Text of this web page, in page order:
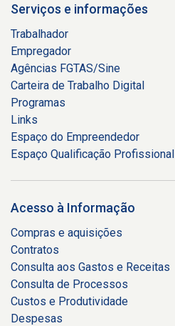
Serviços e informações
Trabalhador
Empregador
Agências FGTAS/Sine
Carteira de Trabalho Digital
Programas
Links
Espaço do Empreendedor
Espaço Qualificação Profissional
Acesso à Informação
Compras e aquisições
Contratos
Consulta aos Gastos e Receitas
Consulta de Processos
Custos e Produtividade
Despesas